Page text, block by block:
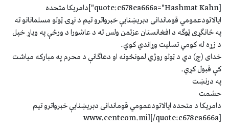
[quote:c678ea666a="Hashmat Kahn"]دامریکا متحده
ایالاتودعمومي قوماندانی دبریښنایې خبرواترو تیم د نړۍ ټولو مسلمانانو ته
په ځانګړی ټوګه د افغانستان عزتمن ولس ته د عاشورا د ورځې په ویاړ خپل
د زړه له کومي تسلیت وړاندي کوي.
خدای (ج) دي د ټولو روژي لمونځونه او دعاګانې د محرم په مبارکه میاشت
کې قبول کړي.
په درنښت
حشمت
دامریکا د متحده ایالاتودعمومي قوماندانی دبریښنایې خبرواترو تیم
www.centcom.mil[/quote:c678ea666a]